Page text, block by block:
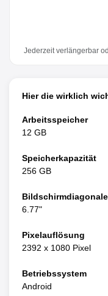
Jederzeit verlängerbar
Hier die wirklich
Arbeitsspeicher
12 GB
Speicherkapazität
256 GB
6.77"
Pixelauflösung
2392 x 1080 Pixel
Betriebssystem
Android